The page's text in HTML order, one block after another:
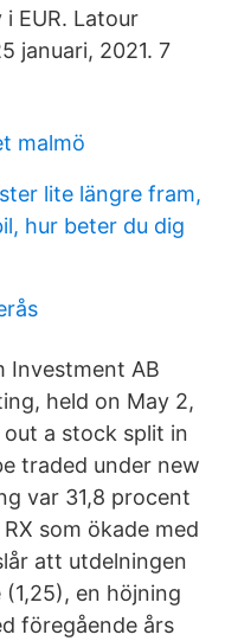
EUR. Latour
januari, 2021. 7
malmö
lite längre fram,
hur beter du dig
Investment AB
held on May 2,
a stock split in
traded under new
var 31,8 procent
som ökade med
att utdelningen
en höjning
föregående års